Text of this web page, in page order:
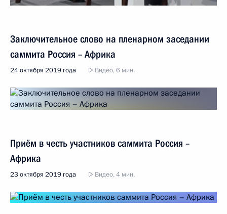
Заключительное слово на пленарном заседании
саммита Россия – Африка
24 октября 2019 года Видео, 6 мин.
Приём в честь участников саммита Россия –
Африка
23 октября 2019 года Видео, 4 мин.